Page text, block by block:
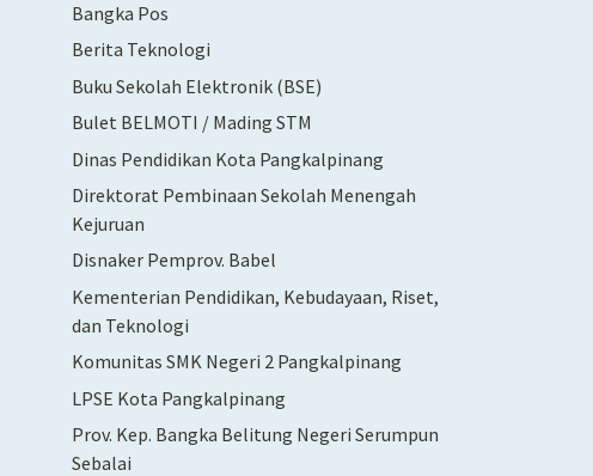
Bangka Pos
Berita Teknologi
Buku Sekolah Elektronik (BSE)
Bulet BELMOTI / Mading STM
Dinas Pendidikan Kota Pangkalpinang
Direktorat Pembinaan Sekolah Menengah
Kejuruan
Disnaker Pemprov. Babel
Kementerian Pendidikan, Kebudayaan, Riset,
dan Teknologi
Komunitas SMK Negeri 2 Pangkalpinang
LPSE Kota Pangkalpinang
Prov. Kep. Bangka Belitung Negeri Serumpun
Sebalai